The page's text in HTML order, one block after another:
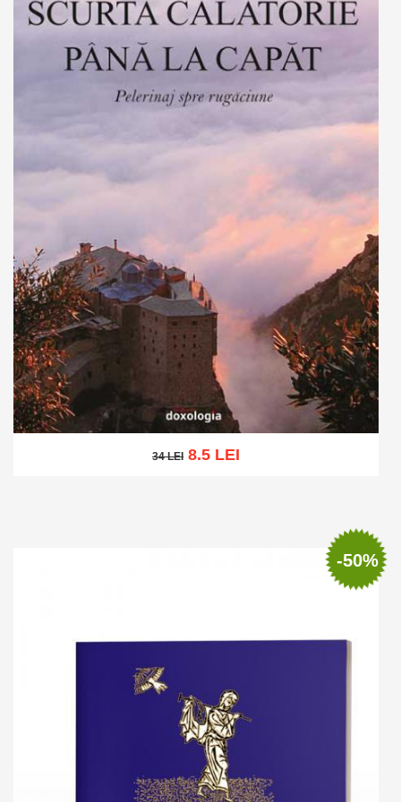
34 LEI
34 LEI 8.5 LEI
-50%